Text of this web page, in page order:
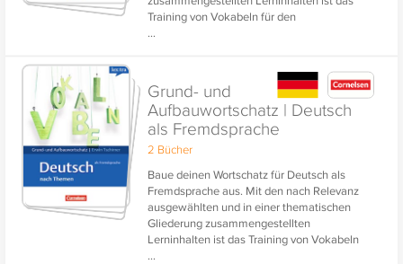
Training von Vokabeln für den
Grundwortschatz und den Erweiterten
Die praktische Vertonung aller Vokabeln
stärkt das Einüben der Aussprache.
...
Grund- und
Aufbauwortschatz | Deutsch
als Fremdsprache
2 Bücher
Baue deinen Wortschatz für Deutsch als
Fremdsprache aus. Mit den nach Relevanz
ausgewählten und in einer thematischen
Gliederung zusammengestellten
Lerninhalten ist das Training von Vokabeln
für den Grundwortschatz und den
...